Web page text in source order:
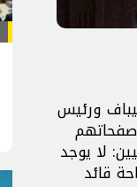
ورئيس
على صفحاتهم
لا يوجد
قائد